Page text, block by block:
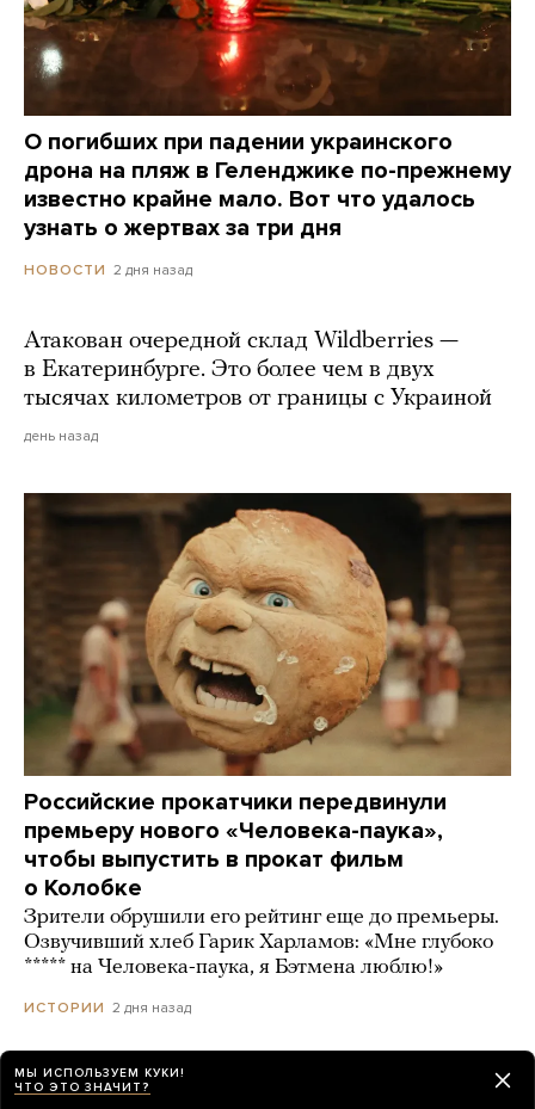
О погибших при падении украинского
дрона на пляж в Геленджике по-прежнему
известно крайне мало. Вот что удалось
узнать о жертвах за три дня
НОВОСТИ 2 дня назад
Атакован очередной склад Wildberries —
в Екатеринбурге. Это более чем в двух
тысячах километров от границы с Украиной
день назад
Российские прокатчики передвинули
премьеру нового «Человека-паука»,
чтобы выпустить в прокат фильм
о Колобке
Зрители обрушили его рейтинг еще до премьеры.
Озвучивший хлеб Гарик Харламов: «Мне глубоко
***** на Человека-паука, я Бэтмена люблю!»
ИСТОРИИ 2 дня назад
МЫ ИСПОЛЬЗУЕМ КУКИ!
ЧТО ЭТО ЗНАЧИТ?